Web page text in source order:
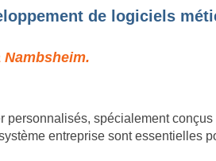
de logiciels
spécialement
entreprise sont essentielles